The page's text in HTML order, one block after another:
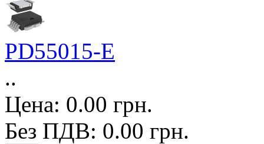
PD55015-E
..
Цена: 0.00 грн.
Без ПДВ: 0.00 грн.